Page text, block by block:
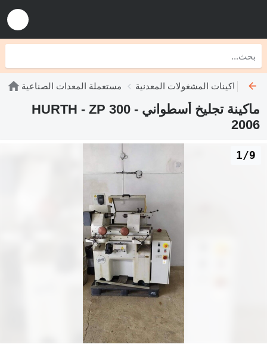
مستعملة المعدات الصناعية ماكينات المشغولات المعدنية
ماكينة تجليخ أسطواني HURTH - ZP 300 -
2006
1/9